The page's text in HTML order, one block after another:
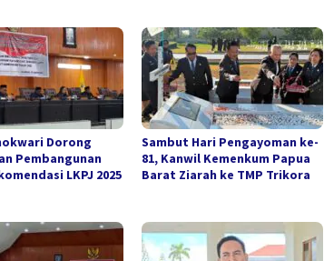
Dorong
Pembangunan
LKPJ 2025
Sambut Hari Pengayoman ke-
81, Kanwil Kemenkum Papua
Barat Ziarah ke TMP Trikora